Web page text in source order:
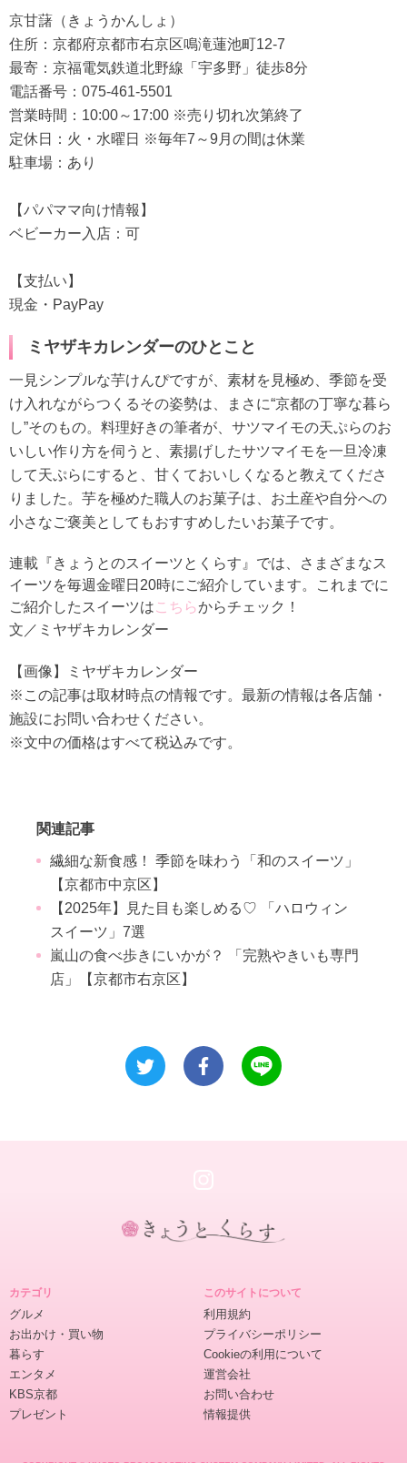
京甘藷（きょうかんしょ）
住所：京都府京都市右京区鳴滝蓮池町12-7
最寄：京福電気鉄道北野線「宇多野」徒歩8分
電話番号：075-461-5501
営業時間：10:00～17:00 ※売り切れ次第終了
定休日：火・水曜日 ※毎年7～9月の間は休業
駐車場：あり
【パパママ向け情報】
ベビーカー入店：可
【支払い】
現金・PayPay
ミヤザキカレンダーのひとこと
一見シンプルな芋けんぴですが、素材を見極め、季節を受
け入れながらつくるその姿勢は、まさに“京都の丁寧な暮ら
し”そのもの。料理好きの筆者が、サツマイモの天ぷらのお
いしい作り方を伺うと、素揚げしたサツマイモを一旦冷凍
して天ぷらにすると、甘くておいしくなると教えてくださ
りました。芋を極めた職人のお菓子は、お土産や自分への
小さなご褒美としてもおすすめしたいお菓子です。
連載『きょうとのスイーツとくらす』では、さまざまなス
イーツを毎週金曜日20時にご紹介しています。これまでに
ご紹介したスイーツはこちらからチェック！
文／ミヤザキカレンダー
【画像】ミヤザキカレンダー
※この記事は取材時点の情報です。最新の情報は各店舗・
施設にお問い合わせください。
※文中の価格はすべて税込みです。
関連記事
繊細な新食感！ 季節を味わう「和のスイーツ」
【京都市中京区】
【2025年】見た目も楽しめる♡ 「ハロウィン
スイーツ」7選
嵐山の食べ歩きにいかが？ 「完熟やきいも専門
店」【京都市右京区】
カテゴリ
グルメ
お出かけ・買い物
暮らす
エンタメ
KBS京都
プレゼント
このサイトについて
利用規約
プライバシーポリシー
Cookieの利用について
運営会社
お問い合わせ
情報提供